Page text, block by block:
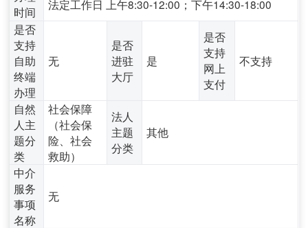
时间
法定工作日 上午8:30-12:00；下午14:30-18:00
是否
支持
自助
终端
办理
无
是否
进驻
大厅
是
是否
支持
网上
支付
不支持
自然
人主
题分
类
社会保障
（社会保
险、社会
救助）
法人
主题
分类
其他
中介
服务
事项
名称
无